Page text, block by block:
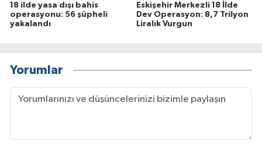
18 ilde yasa dışı bahis
operasyonu: 56 şüpheli
yakalandı
Eskişehir Merkezli 18 İlde
Dev Operasyon: 8,7 Trilyon
Liralık Vurgun
Yorumlar